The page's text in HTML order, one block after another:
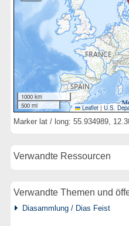
1000 km
500 mi
Leaflet | U.S.
Marker lat / long: 55.934989,
Verwandte Ressourcen
Verwandte Themen und
Diasammlung / Dias Feist